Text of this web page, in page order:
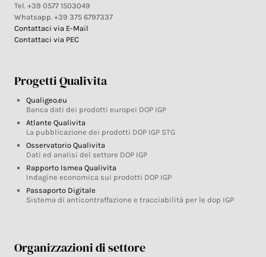
Tel. +39 0577 1503049
Whatsapp. +39 375 6797337
Contattaci via E-Mail
Contattaci via PEC
Progetti Qualivita
Qualigeo.eu
Banca dati dei prodotti europei DOP IGP
Atlante Qualivita
La pubblicazione dei prodotti DOP IGP STG
Osservatorio Qualivita
Dati ed analisi del settore DOP IGP
Rapporto Ismea Qualivita
Indagine economica sui prodotti DOP IGP
Passaporto Digitale
Sistema di anticontraffazione e tracciabilità per le dop IGP
Organizzazioni di settore